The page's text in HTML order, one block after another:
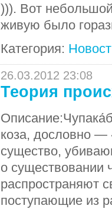
))). Вот
живую было
Категория:
26.03.2012 23:08
Теория
коза, дословно —
существо,
о существовании
распространяют
поступающие из